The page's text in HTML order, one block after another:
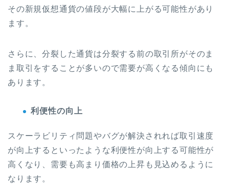
その新規仮想通貨の値段が大幅に上がる可能性があり
ます。
さらに、分裂した通貨は分裂する前の取引所がそのま
ま取引をすることが多いので需要が高くなる傾向にも
あります。
利便性の向上
スケーラビリティ問題やバグが解決されれば取引速度
が向上するといったような利便性が向上する可能性が
高くなり、 需要も高まり価格の上昇も見込めるように
なります。